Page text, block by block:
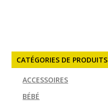
CATÉGORIES DE PRODUITS
ACCESSOIRES
BÉBÉ